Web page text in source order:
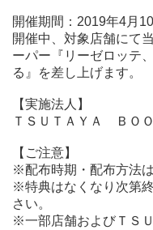
開催期間：2019年4月
開催中、対象店舗にて
ーパー『リーゼロッテ
る』を差し上げます。
【実施法人】
ＴＳＵＴＡＹＡ ＢＯ
【ご注意】
※配布時期・配布方法
※特典はなくなり次第
さい。
※一部店舗およびＴＳ